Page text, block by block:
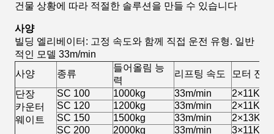
건물 상황에 따라 적절한 솔루션을 만들 수 있습니다
사양
빌딩 엘리베이터: 고정 속도와 함께 직접 운전 유형. 일반
적인 모델 33m/min
사양
종류
들어올림 능
력
리프팅 속도
모터 전력
단장
카운터
웨이트
SC 100 1000kg 33m/min
2×11Kw
SC 120
1200kg 33m/min
2×11Kw
SC 150
1500kg 33m/min
2×13Kw
SC 200
2000kg 33m/min
3×11Kw